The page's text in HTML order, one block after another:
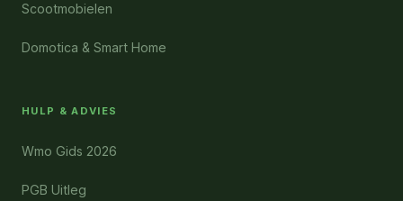
Scootmobielen
Domotica & Smart Home
HULP & ADVIES
Wmo Gids 2026
PGB Uitleg